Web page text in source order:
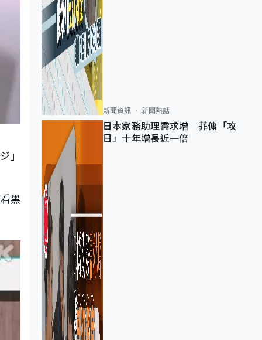
」
黑
新聞資訊 新聞熱話
日本家務助理需求增 菲傭「攻
日」十年增長近一倍